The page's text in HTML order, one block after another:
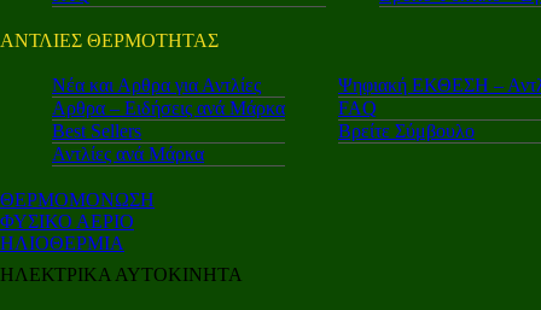
ΑΝΤΛΙΕΣ ΘΕΡΜΟΤΗΤΑΣ
Nέα και Αρθρα για Αντλίες
Αρθρα – Ειδήσεις ανά Μάρκα
Best Sellers
Αντλίες ανά Μάρκα
Ψηφιακή ΕΚΘΕΣΗ –
FAQ
Βρείτε Σύμβουλο
ΘΕΡΜΟΜΟΝΩΣΗ
ΦΥΣΙΚΟ ΑΕΡΙΟ
ΗΛΙΟΘΕΡΜΙΑ
ΗΛΕΚΤΡΙΚΑ ΑΥΤΟΚΙΝΗΤΑ